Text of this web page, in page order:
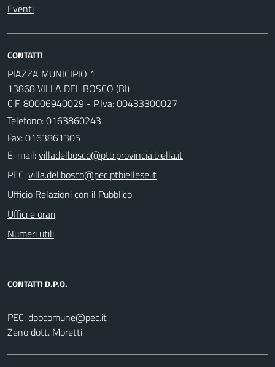
Eventi
CONTATTI
PIAZZA MUNICIPIO 1
13868 VILLA DEL BOSCO (BI)
C.F. 80006940029 - P.Iva: 00433300027
Telefono:0163860243
Fax: 0163861305
E-mail:
PEC:
Ufficio Relazioni con il Pubblico
Uffici e orari
Numeri utili
CONTATTI D.P.O.
PEC:
Zeno dott. Moretti